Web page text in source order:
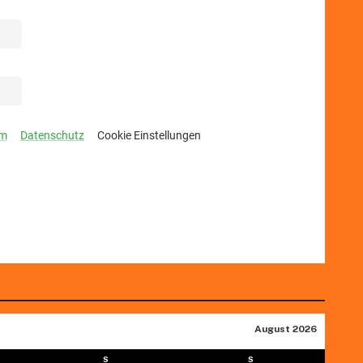
August 2026
S S